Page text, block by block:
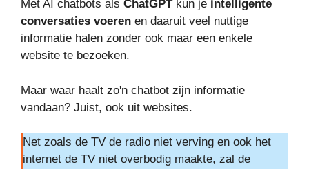
Met AI chatbots als ChatGPTkun je intelligente
conversaties voeren en daaruit veel nuttige
informatie halen zonder ook maar een enkele
website te bezoeken.
Maar waar haalt zo'n chatbot zijn informatie
vandaan? Juist, ook uit websites.
Net zoals de TV de radio niet verving en ook het
internet de TV niet overbodig maakte, zal de